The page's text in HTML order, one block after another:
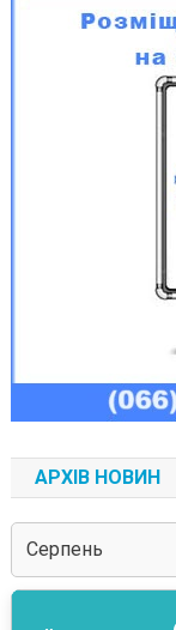
АРХІВ НОВИН